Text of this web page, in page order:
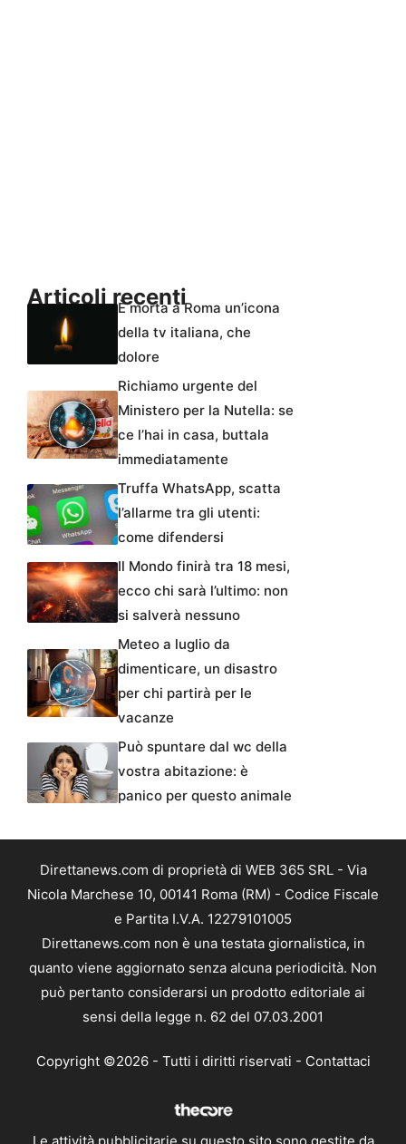
Articoli recentiÈ morta a Roma un’icona
della tv italiana, che
dolore
Richiamo urgente del
Ministero per la Nutella: se
ce l’hai in casa, buttala
immediatamente
Truffa WhatsApp, scatta
l’allarme tra gli utenti:
come difendersi
Il Mondo finirà tra 18 mesi,
ecco chi sarà l’ultimo: non
si salverà nessuno
Meteo a luglio da
dimenticare, un disastro
per chi partirà per le
vacanze
Può spuntare dal wc della
vostra abitazione: è
panico per questo animale
Direttanews.com di proprietà di WEB 365 SRL - Via
Nicola Marchese 10, 00141 Roma (RM) - Codice Fiscale
e Partita I.V.A. 12279101005
Direttanews.com non è una testata giornalistica, in
quanto viene aggiornato senza alcuna periodicità. Non
può pertanto considerarsi un prodotto editoriale ai
sensi della legge n. 62 del 07.03.2001
Copyright ©2026 - Tutti i diritti riservati - Contattaci